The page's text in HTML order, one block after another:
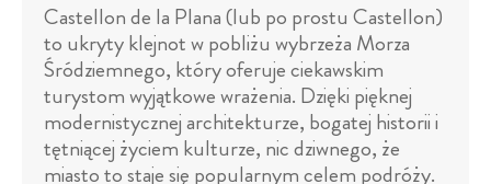
Castellon de la Plana (lub po prostu Castellon)
to ukryty klejnot w pobliżu wybrzeża Morza
Śródziemnego, który oferuje ciekawskim
turystom wyjątkowe wrażenia. Dzięki pięknej
modernistycznej architekturze, bogatej historii i
tętniącej życiem kulturze, nic dziwnego, że
miasto to staje się popularnym celem podróży.